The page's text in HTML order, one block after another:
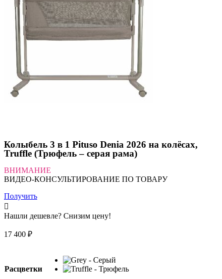
Колыбель 3 в 1 Pituso Denia 2026 на колёсах,
Truffle (Трюфель – серая рама)
ВНИМАНИЕ
ВИДЕО-КОНСУЛЬТИРОВАНИЕ ПО ТОВАРУ
Получить
Нашли дешевле? Снизим цену!
17 400 ₽
Расцветки